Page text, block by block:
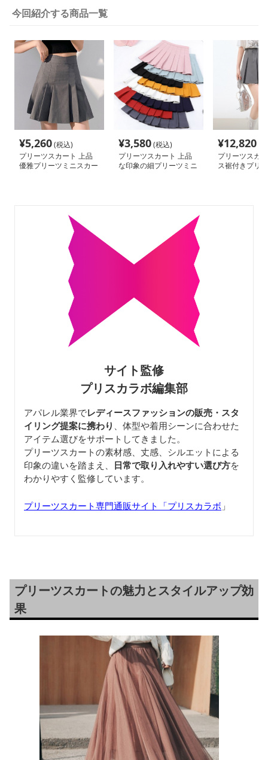
今回紹介する商品一覧
¥5,260(税込)
プリーツスカート 上品
優雅プリーツミニスカー
¥3,580(税込)
プリーツスカート 上品
な印象の細プリーツミニ
¥12,820
プリーツスカ
ス裾付きプリ
サイト監修
プリスカラボ編集部
アパレル業界でレディースファッションの販売・スタ
イリング提案に携わり
、体型や着用シーンに合わせた
アイテム選びをサポートしてきました。
プリーツスカートの素材感、丈感、シルエットによる
印象の違いを踏まえ、 日常で取り入れやすい選び方を
わかりやすく監修しています。
プリーツスカート専門通販サイト「プリスカラボ 」
プリーツスカートの魅力とスタイルアップ効
果